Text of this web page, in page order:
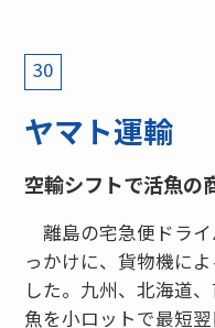
30
ヤマト運輸
空輸シフトで活魚の
離島の宅急便ドラ
っかけに、貨物機に
した。九州、北海道
魚を小ロットで最短